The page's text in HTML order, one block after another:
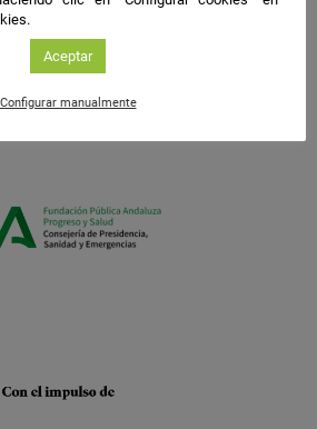
Aceptar
Configurar manualmente